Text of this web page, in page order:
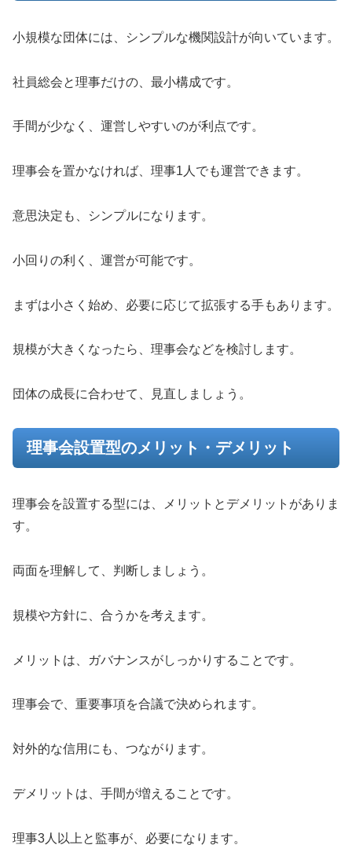
小規模な団体には、シンプルな機関設計が向いています。
社員総会と理事だけの、最小構成です。
手間が少なく、運営しやすいのが利点です。
理事会を置かなければ、理事1人でも運営できます。
意思決定も、シンプルになります。
小回りの利く、運営が可能です。
まずは小さく始め、必要に応じて拡張する手もあります。
規模が大きくなったら、理事会などを検討します。
団体の成長に合わせて、見直しましょう。
理事会設置型のメリット・デメリット
理事会を設置する型には、メリットとデメリットがありま
す。
両面を理解して、判断しましょう。
規模や方針に、合うかを考えます。
メリットは、ガバナンスがしっかりすることです。
理事会で、重要事項を合議で決められます。
対外的な信用にも、つながります。
デメリットは、手間が増えることです。
理事3人以上と監事が、必要になります。